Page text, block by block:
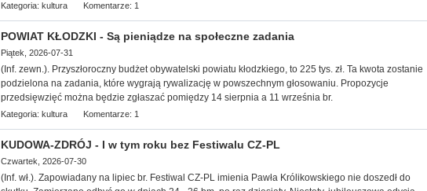
Kategoria: kultura Komentarze: 1
POWIAT KŁODZKI - Są pieniądze na społeczne zadania
Piątek, 2026-07-31
(Inf. zewn.). Przyszłoroczny budżet obywatelski powiatu kłodzkiego, to 225 tys. zł. Ta kwota zostanie
podzielona na zadania, które wygrają rywalizację w powszechnym głosowaniu. Propozycje
przedsięwzięć można będzie zgłaszać pomiędzy 14 sierpnia a 11 września br.
Kategoria: kultura Komentarze: 1
KUDOWA-ZDRÓJ - I w tym roku bez Festiwalu CZ-PL
Czwartek, 2026-07-30
(Inf. wł.). Zapowiadany na lipiec br. Festiwal CZ-PL imienia Pawła Królikowskiego nie doszedł do